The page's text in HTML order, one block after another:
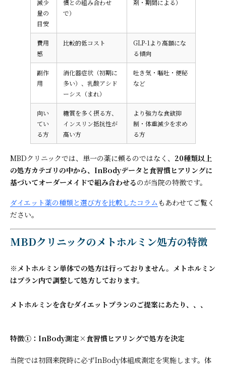
減少
量の
目安
慣との組み合わせ
で）
剤・期間による）
費用
感
比較的低コスト
GLP-1より高額にな
る傾向
副作
用
消化器症状（初期に
多い）、乳酸アシド
ーシス（まれ）
吐き気・嘔吐・便秘
など
向い
てい
る方
糖質を多く摂る方、
インスリン抵抗性が
高い方
より強力な食欲抑
制・体重減少を求め
る方
MBDクリニックでは、単一の薬に頼るのではなく、 20種類以上
の処方カテゴリの中から、InBodyデータと食習慣ヒアリングに
基づいてオーダーメイドで組み合わせるのが当院の特徴です。
ダイエット薬の種類と選び方を比較したコラム もあわせてご覧く
ださい。
MBDクリニックのメトホルミン処方の特徴
※メトホルミン単体での処方は行っておりません。メトホルミン
はプラン内で調整して処方しております。
メトホルミンを含むダイエットプランのご提案にあたり、、、
特徴①：InBody測定×食習慣ヒアリングで処方を決定
当院では初回来院時に必ずInBody体組成測定を実施します。体